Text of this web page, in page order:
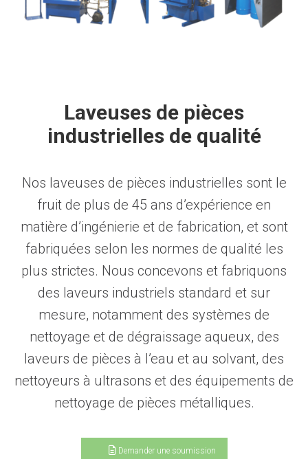
Laveuses de pièces
industrielles de qualité
Nos laveuses de pièces industrielles sont le
fruit de plus de 45 ans d’expérience en
matière d’ingénierie et de fabrication, et sont
fabriquées selon les normes de qualité les
plus strictes. Nous concevons et fabriquons
des laveurs industriels standard et sur
mesure, notamment des systèmes de
nettoyage et de dégraissage aqueux, des
laveurs de pièces à l’eau et au solvant, des
nettoyeurs à ultrasons et des équipements de
nettoyage de pièces métalliques.
Demander une soumission